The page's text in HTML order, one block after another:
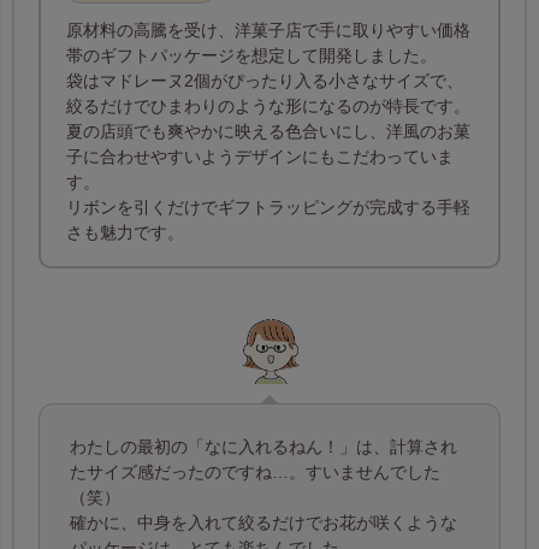
原材料の高騰を受け、洋菓子店で手に取りやすい価格
帯のギフトパッケージを想定して開発しました。
袋はマドレーヌ2個がぴったり入る小さなサイズで、
絞るだけでひまわりのような形になるのが特長です。
夏の店頭でも爽やかに映える色合いにし、洋風のお菓
子に合わせやすいようデザインにもこだわっていま
す。
リボンを引くだけでギフトラッピングが完成する手軽
さも魅力です。
わたしの最初の「なに入れるねん！」は、計算され
たサイズ感だったのですね…。すいませんでした
（笑）
確かに、中身を入れて絞るだけでお花が咲くような